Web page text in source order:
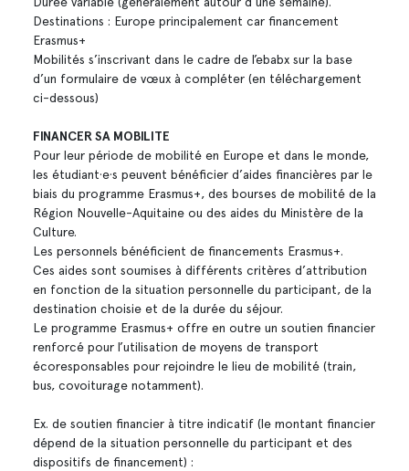
Destinations : Europe principalement car financement
Erasmus+
Mobilités s’inscrivant dans le cadre de l’ebabx sur la base
d’un formulaire de vœux à compléter (en téléchargement
ci-dessous)
FINANCER SA MOBILITE
Pour leur période de mobilité en Europe et dans le monde,
les étudiant·e·s peuvent bénéficier d’aides financières par le
biais du programme Erasmus+, des bourses de mobilité de la
Région Nouvelle-Aquitaine ou des aides du Ministère de la
Culture.
Les personnels bénéficient de financements Erasmus+.
Ces aides sont soumises à différents critères d’attribution
en fonction de la situation personnelle du participant, de la
destination choisie et de la durée du séjour.
Le programme Erasmus+ offre en outre un soutien financier
renforcé pour l’utilisation de moyens de transport
écoresponsables pour rejoindre le lieu de mobilité (train,
bus, covoiturage notamment).
Ex. de soutien financier à titre indicatif (le montant financier
dépend de la situation personnelle du participant et des
dispositifs de financement) :